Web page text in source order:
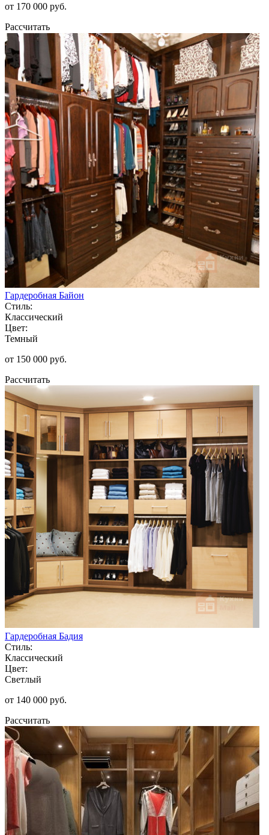
от 170 000 руб.
Рассчитать
Гардеробная Байон
Стиль:
Классический
Цвет:
Темный
от 150 000 руб.
Рассчитать
Гардеробная Бадия
Стиль:
Классический
Цвет:
Светлый
от 140 000 руб.
Рассчитать